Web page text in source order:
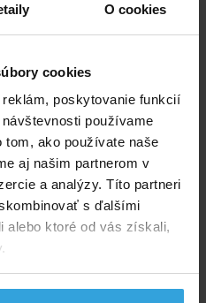
O cookies
cookies
poskytovanie funkcií
používame
tom, ako používate naše
aj našim partnerom v
a analýzy. Títo partneri
s ďalšími
alebo ktoré od vás získali,
BK2446
Bestway